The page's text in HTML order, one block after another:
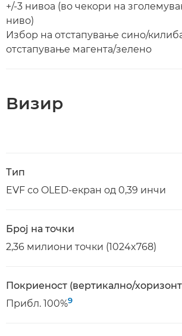
+/-3 нивоа (во чекори на
ниво)
Избор на отстапување сино/
отстапување магента/зелено
Визир
Тип
EVF со OLED-екран од 0,39 инчи
Број на точки
2,36 милиони точки (1024x768)
Покриеност (вертикално/
Прибл. 100%9